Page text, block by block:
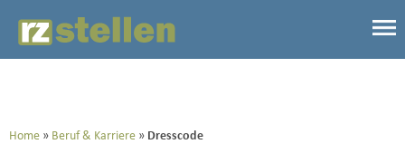
Home Beruf & Karriere Dresscode